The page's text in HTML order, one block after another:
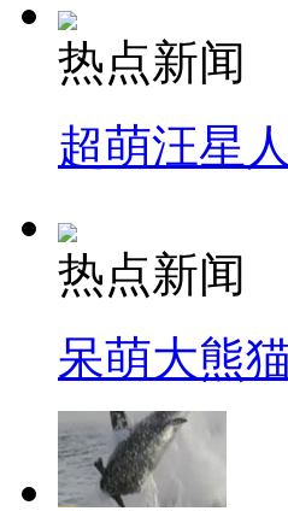
热点新闻
超萌汪星
热点新闻
呆萌大熊